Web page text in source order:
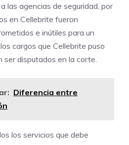
las agencias de seguridad, por
en Cellebrite fueron
e inútiles para un
cargos que Cellebrite puso
ser disputados en la corte.
Diferencia entre
los servicios que debe